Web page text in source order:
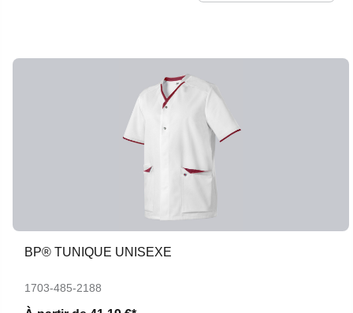
BP® TUNIQUE UNISEXE
1703-485-2188